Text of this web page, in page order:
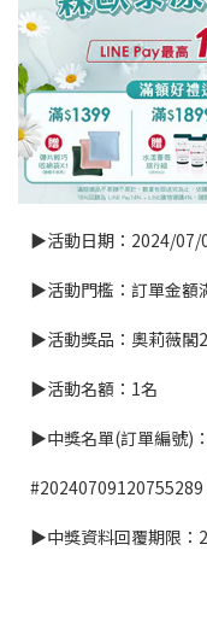
▶活動日期：2024/07/
▶活動門檻：訂單金額
▶活動獎品：奧莉薇閣
▶活動名額：1名
▶中獎名單(訂單編號)：
#20240709120755289
▶中獎資料回覆期限：